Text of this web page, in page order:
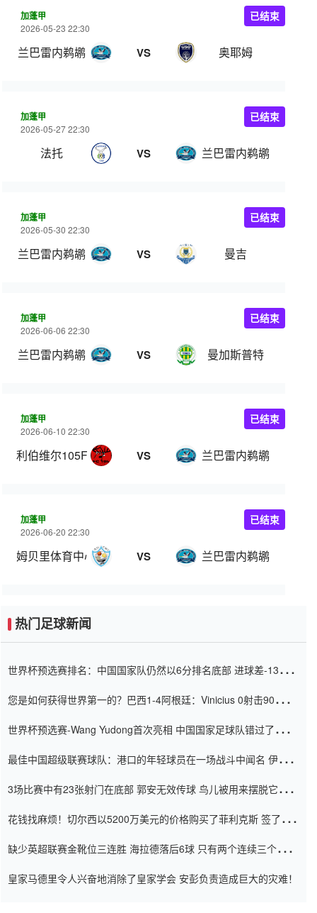
加蓬甲
2026-05-23 22:30
兰巴雷内鹈鹕 VS 奥耶姆
已结束
加蓬甲
2026-05-27 22:30
法托 VS 兰巴雷内鹈鹕
已结束
加蓬甲
2026-05-30 22:30
兰巴雷内鹈鹕 VS 曼吉
已结束
加蓬甲
2026-06-06 22:30
兰巴雷内鹈鹕 VS 曼加斯普特
已结束
加蓬甲
2026-06-10 22:30
利伯维尔105FC VS 兰巴雷内鹈鹕
已结束
加蓬甲
2026-06-20 22:30
姆贝里体育中心 VS 兰巴雷内鹈鹕
已结束
热门足球新闻
世界杯预选赛排名：中国国家队仍然以6分排名底部 进球差-13令人
您是如何获得世界第一的？巴西1-4阿根廷：Vinicius 0射击90分钟
世界杯预选赛-Wang Yudong首次亮相 中国国家足球队错过了世界
最佳中国超级联赛球队：港口的年轻球员在一场战斗中闻名 伊万放
3场比赛中有23张射门在底部 郭安无效传球 鸟儿被用来摆脱它
花钱找麻烦！切尔西以5200万美元的价格购买了菲利克斯 签了7年
缺少英超联赛金靴位三连胜 海拉德落后6球 只有两个连续三个连续
皇家马德里令人兴奋地消除了皇家学会 安彭负责造成巨大的灾难！